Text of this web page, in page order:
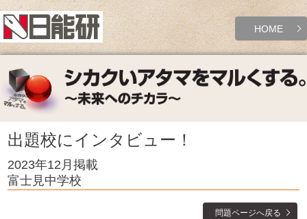
HOME
出題校にインタビュー！
2023年12月掲載
富士見中学校
問題ページへ戻る